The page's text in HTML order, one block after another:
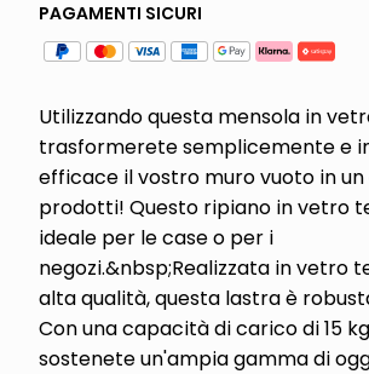
PAGAMENTI SICURI
Utilizzando questa mensola in
trasformerete semplicemente e
efficace il vostro muro vuoto in
prodotti! Questo ripiano in vetro
ideale per le case o per i
negozi.&nbsp;Realizzata in vetro
alta qualità, questa lastra è
Con una capacità di carico di 15
sostenete un'ampia gamma di